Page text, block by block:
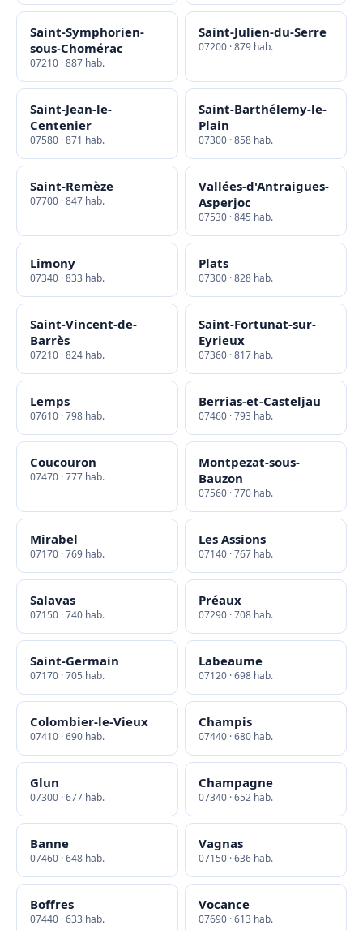
Saint-Symphorien-
sous-Chomérac
07210 · 887 hab.
Saint-Julien-du-Serre
07200 · 879 hab.
Saint-Jean-le-
Centenier
07580 · 871 hab.
Saint-Barthélemy-le-
Plain
07300 · 858 hab.
Saint-Remèze
07700 · 847 hab.
Vallées-d'Antraigues-
Asperjoc
07530 · 845 hab.
Limony
07340 · 833 hab.
Plats
07300 · 828 hab.
Saint-Vincent-de-
Barrès
07210 · 824 hab.
Saint-Fortunat-sur-
Eyrieux
07360 · 817 hab.
Lemps
07610 · 798 hab.
Berrias-et-Casteljau
07460 · 793 hab.
Coucouron
07470 · 777 hab.
Montpezat-sous-
Bauzon
07560 · 770 hab.
Mirabel
07170 · 769 hab.
Les Assions
07140 · 767 hab.
Salavas
07150 · 740 hab.
Préaux
07290 · 708 hab.
Saint-Germain
07170 · 705 hab.
Labeaume
07120 · 698 hab.
Colombier-le-Vieux
07410 · 690 hab.
Champis
07440 · 680 hab.
Glun
07300 · 677 hab.
Champagne
07340 · 652 hab.
Banne
07460 · 648 hab.
Vagnas
07150 · 636 hab.
Boffres
07440 · 633 hab.
Vocance
07690 · 613 hab.